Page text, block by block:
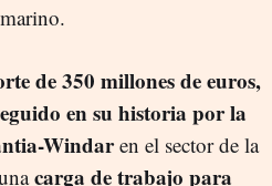
de 350 millones de euros,
en su historia por la
Windaren el sector de la
carga de trabajo para